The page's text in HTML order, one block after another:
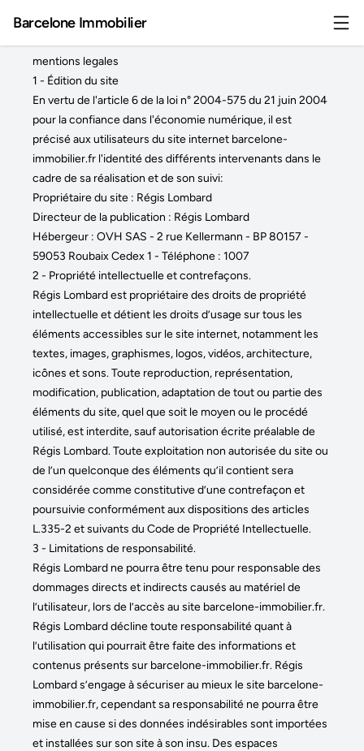
Barcelone Immobilier
mentions legales
1 - Édition du site
En vertu de l'article 6 de la loi n° 2004-575 du 21 juin 2004
pour la confiance dans l'économie numérique, il est
précisé aux utilisateurs du site internet barcelone-
immobilier.fr l'identité des différents intervenants dans le
cadre de sa réalisation et de son suivi:
Propriétaire du site : Régis Lombard
Directeur de la publication : Régis Lombard
Hébergeur : OVH SAS - 2 rue Kellermann - BP 80157 -
59053 Roubaix Cedex 1 - Téléphone : 1007
2 - Propriété intellectuelle et contrefaçons.
Régis Lombard est propriétaire des droits de propriété
intellectuelle et détient les droits d’usage sur tous les
éléments accessibles sur le site internet, notamment les
textes, images, graphismes, logos, vidéos, architecture,
icônes et sons. Toute reproduction, représentation,
modification, publication, adaptation de tout ou partie des
éléments du site, quel que soit le moyen ou le procédé
utilisé, est interdite, sauf autorisation écrite préalable de
Régis Lombard. Toute exploitation non autorisée du site ou
de l’un quelconque des éléments qu’il contient sera
considérée comme constitutive d’une contrefaçon et
poursuivie conformément aux dispositions des articles
L.335-2 et suivants du Code de Propriété Intellectuelle.
3 - Limitations de responsabilité.
Régis Lombard ne pourra être tenu pour responsable des
dommages directs et indirects causés au matériel de
l’utilisateur, lors de l’accès au site barcelone-immobilier.fr.
Régis Lombard décline toute responsabilité quant à
l’utilisation qui pourrait être faite des informations et
contenus présents sur barcelone-immobilier.fr. Régis
Lombard s’engage à sécuriser au mieux le site barcelone-
immobilier.fr, cependant sa responsabilité ne pourra être
mise en cause si des données indésirables sont importées
et installées sur son site à son insu. Des espaces